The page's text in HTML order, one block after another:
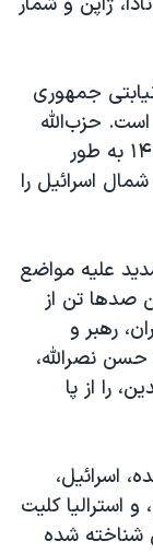
جمهوری
است. حزب‌الله
لبنان از فردای حمله تروریستی ۱۵ مهر ۱۴۰۲ به طور
اسرائیل را
علیه مواضع
صدها تن از
رهبر و
نصرالله،
را از پا
اسرائیل،
استرالیا کلیت
شناخته شده